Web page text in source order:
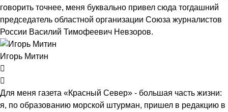
говорить точнее, меня буквально привел сюда тогдашний
председатель областной организации Союза журналистов
России Василий Тимофеевич Невзоров.
Игорь Митин
Для меня газета «Красный Север» - большая часть жизни:
я, по образованию морской штурман, пришел в редакцию в